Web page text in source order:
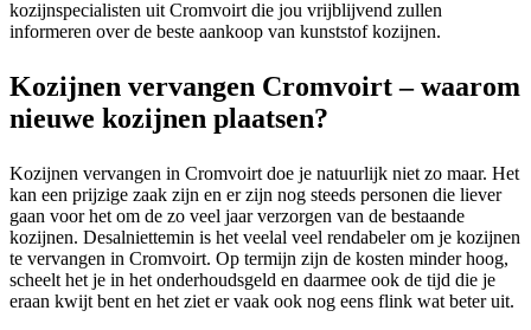
kozijnspecialisten uit Cromvoirt die jou vrijblijvend zullen
informeren over de beste aankoop van kunststof kozijnen.
Kozijnen vervangen Cromvoirt – waarom
nieuwe kozijnen plaatsen?
Kozijnen vervangen in Cromvoirt doe je natuurlijk niet zo maar. Het
kan een prijzige zaak zijn en er zijn nog steeds personen die liever
gaan voor het om de zo veel jaar verzorgen van de bestaande
kozijnen. Desalniettemin is het veelal veel rendabeler om je kozijnen
te vervangen in Cromvoirt. Op termijn zijn de kosten minder hoog,
scheelt het je in het onderhoudsgeld en daarmee ook de tijd die je
eraan kwijt bent en het ziet er vaak ook nog eens flink wat beter uit.